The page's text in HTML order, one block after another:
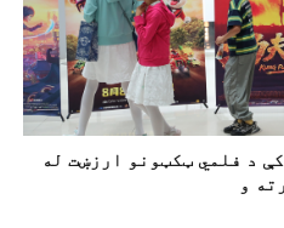
d
e
o
د فلمي ټکټونو ارزښت له